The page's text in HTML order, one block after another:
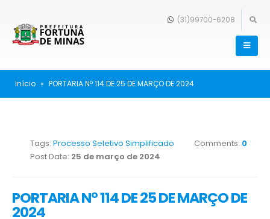
(31)99700-6208
Início » PORTARIA Nº 114 DE 25 DE MARÇO DE 2024
Tags: Processo Seletivo Simplificado Comments: 0
Post Date: 25 de março de 2024
PORTARIA Nº 114 DE 25 DE MARÇO DE
2024